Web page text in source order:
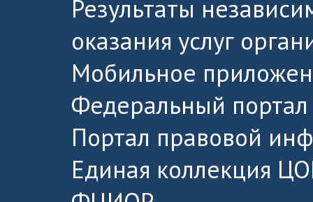
Результаты
оказания услуг
Мобильное
Федеральный портал
Портал правовой
Единая коллекция